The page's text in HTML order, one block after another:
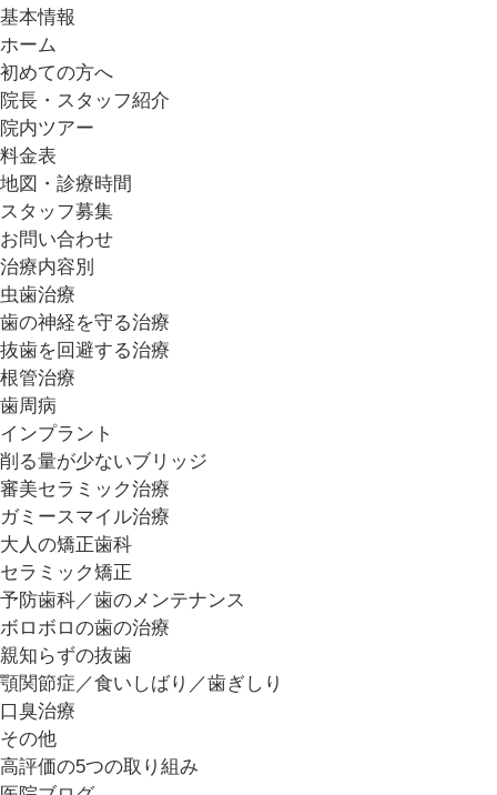
基本情報
ホーム
初めての方へ
院長・スタッフ紹介
院内ツアー
料金表
地図・診療時間
スタッフ募集
お問い合わせ
治療内容別
虫歯治療
歯の神経を守る治療
抜歯を回避する治療
根管治療
歯周病
インプラント
削る量が少ないブリッジ
審美セラミック治療
ガミースマイル治療
大人の矯正歯科
セラミック矯正
予防歯科／歯のメンテナンス
ボロボロの歯の治療
親知らずの抜歯
顎関節症／食いしばり／歯ぎしり
口臭治療
その他
高評価の5つの取り組み